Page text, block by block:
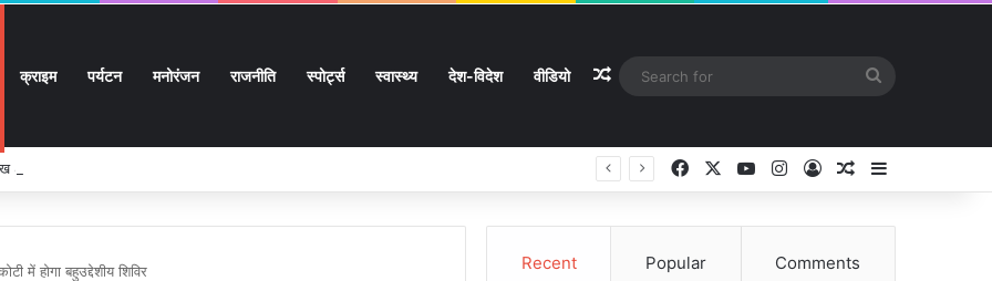
क्राइम पर्यटन मनोरंजन राजनीति स्पोर्ट्स स्वास्थ्य देश-विदेश वीडियो Random Article
87 हजार 17 पेंशन लाभार्थियों को 146 करोड़ 32 लाख की पेंशन राशि का किया भुगतान Facebook YouTubeInstagram
Log InRandom Article
में होगा बहुउद्देशीय शिविर Recent Popular Comments